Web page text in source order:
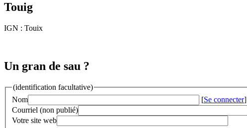
Touig
IGN : Touix
Un gran de sau ?
(identification facultative)
Nom
[Se connecter]
Courriel (non publié)
Votre site web